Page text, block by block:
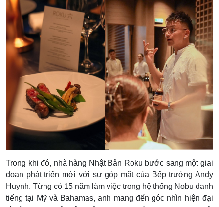
Trong khi đó, nhà hàng Nhật Bản Roku bước sang một giai
đoạn phát triển mới với sự góp mặt của Bếp trưởng Andy
Huynh. Từng có 15 năm làm việc trong hệ thống Nobu danh
tiếng tại Mỹ và Bahamas, anh mang đến góc nhìn hiện đại